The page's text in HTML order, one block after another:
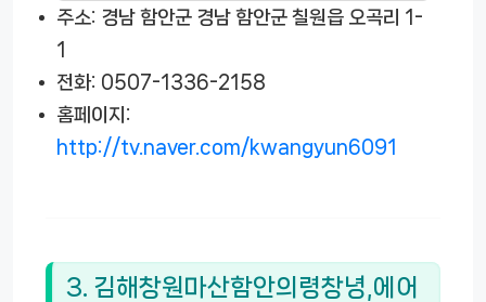
주소: 경남 함안군 경남 함안군 칠원읍 오곡리 1-
1
전화: 0507-1336-2158
홈페이지:
http://tv.naver.com/kwangyun6091
3. 김해창원마산함안의령창녕,에어